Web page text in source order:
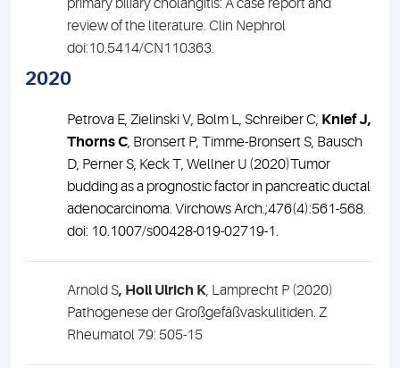
primary biliary cholangitis: A case report and
review of the literature. Clin Nephrol
doi:10.5414/CN110363.
2020
Petrova E, Zielinski V, Bolm L, Schreiber C, Knief J,
Thorns C, Bronsert P, Timme-Bronsert S, Bausch
D, Perner S, Keck T, Wellner U (2020)Tumor
budding as a prognostic factor in pancreatic ductal
adenocarcinoma.Virchows Arch.;476(4):561-568.
doi: 10.1007/s00428-019-02719-1.
Arnold S, Holl Ulrich K, Lamprecht P (2020)
Pathogenese der Großgefäßvaskulitiden. Z
Rheumatol 79: 505-15